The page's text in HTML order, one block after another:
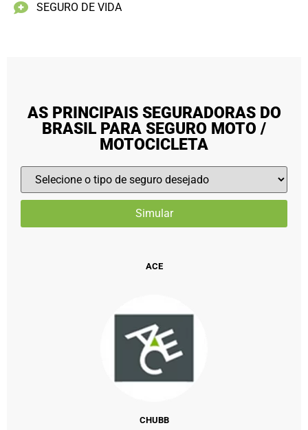
SEGURO DE VIDA
AS PRINCIPAIS SEGURADORAS DO
BRASIL PARA SEGURO MOTO /
MOTOCICLETA
ACE
CHUBB